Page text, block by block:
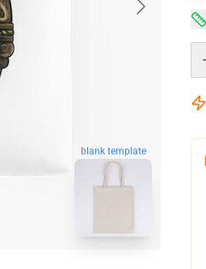
blank template